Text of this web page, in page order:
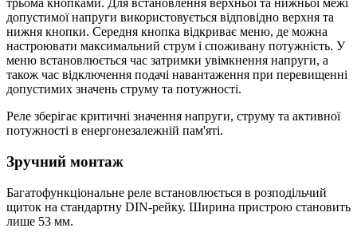
трьома кнопками. Для встановлення верхньої та нижньої межі
допустимої напруги використовується відповідно верхня та
нижня кнопки. Середня кнопка відкриває меню, де можна
настроювати максимальний струм і споживану потужність. У
меню встановлюється час затримки увімкнення напруги, а
також час відключення подачі навантаження при перевищенні
допустимих значень струму та потужності.
Реле зберігає критичні значення напруги, струму та активної
потужності в енергонезалежній пам'яті.
Зручний монтаж
Багатофункціональне реле встановлюється в розподільчий
щиток на стандартну DIN-рейку. Ширина пристрою становить
лише 53 мм.